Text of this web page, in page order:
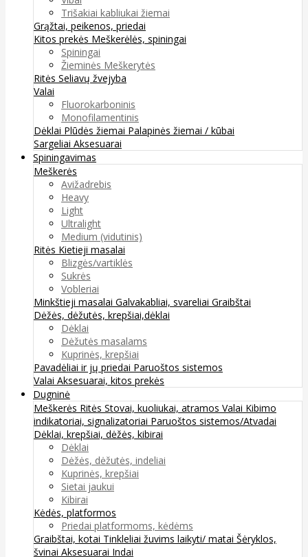
Trišakiai kabliukai žiemai
Grąžtai, peikenos, priedai
Kitos prekės Meškerėlės, spiningai
Spiningai
Žieminės Meškerytės
Ritės Seliavų žvejyba
Valai
Fluorokarboninis
Monofilamentinis
Dėklai Plūdės žiemai Palapinės žiemai / kūbai
Sargeliai Aksesuarai
Spiningavimas
Meškerės
Avižadrebis
Heavy
Light
Ultralight
Medium (vidutinis)
Ritės Kietieji masalai
Blizgės/vartiklės
Sukrės
Vobleriai
Minkštieji masalai Galvakabliai, svareliai Graibštai
Dėžės, dėžutės, krepšiai,dėklai
Dėklai
Dėžutės masalams
Kuprinės, krepšiai
Pavadėliai ir jų priedai Paruoštos sistemos
Valai Aksesuarai, kitos prekės
Dugninė
Meškerės Ritės Stovai, kuoliukai, atramos Valai Kibimo
indikatoriai, signalizatoriai Paruoštos sistemos/Atvadai
Dėklai, krepšiai, dėžės, kibirai
Dėklai
Dėžės, dėžutės, indeliai
Kuprinės, krepšiai
Sietai jaukui
Kibirai
Kėdės, platformos
Priedai platformoms, kėdėms
Graibštai, kotai Tinkleliai žuvims laikyti/ matai Šėryklos,
švinai Aksesuarai Indai